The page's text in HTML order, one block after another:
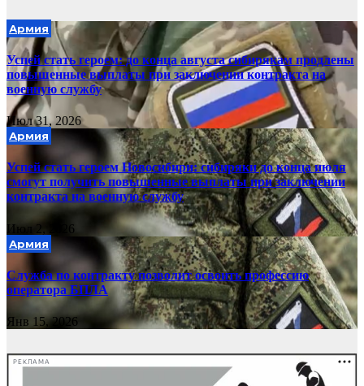
Армия
Успей стать героем: до конца августа сибирякам продлены
повышенные выплаты при заключении контракта на
военную службу
Июл 31, 2026
Армия
Успей стать героем Новосибири: сибиряки до конца июля
смогут получить повышенные выплаты при заключении
контракта на военную службу
Июл 2, 2026
Армия
Служба по контракту позволит освоить профессию
оператора БПЛА
Янв 15, 2026
РЕКЛАМА